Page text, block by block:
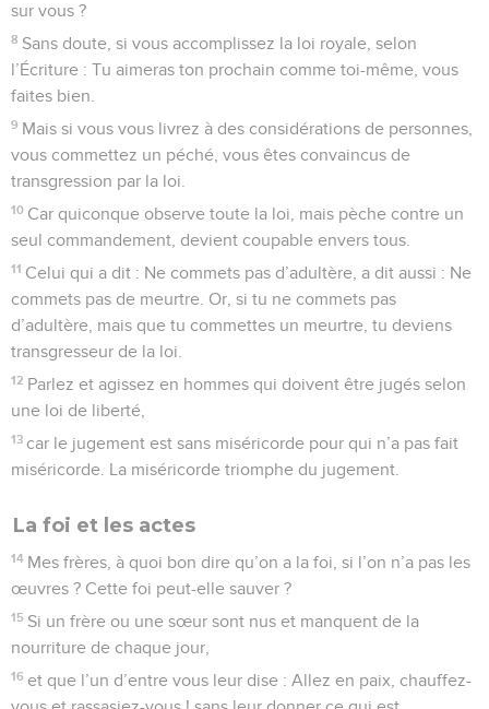
sur vous ?
8 Sans doute, si vous accomplissez la loi royale, selon
l’Écriture : Tu aimeras ton prochain comme toi-même, vous
faites bien.
9 Mais si vous vous livrez à des considérations de personnes,
vous commettez un péché, vous êtes convaincus de
transgression par la loi.
10 Car quiconque observe toute la loi, mais pèche contre un
seul commandement, devient coupable envers tous.
11 Celui qui a dit : Ne commets pas d’adultère, a dit aussi : Ne
commets pas de meurtre. Or, si tu ne commets pas
d’adultère, mais que tu commettes un meurtre, tu deviens
transgresseur de la loi.
12 Parlez et agissez en hommes qui doivent être jugés selon
une loi de liberté,
13 car le jugement est sans miséricorde pour qui n’a pas fait
miséricorde. La miséricorde triomphe du jugement.
La foi et les actes
14 Mes frères, à quoi bon dire qu’on a la foi, si l’on n’a pas les
œuvres ? Cette foi peut-elle sauver ?
15 Si un frère ou une sœur sont nus et manquent de la
nourriture de chaque jour,
16 et que l’un d’entre vous leur dise : Allez en paix, chauffez-